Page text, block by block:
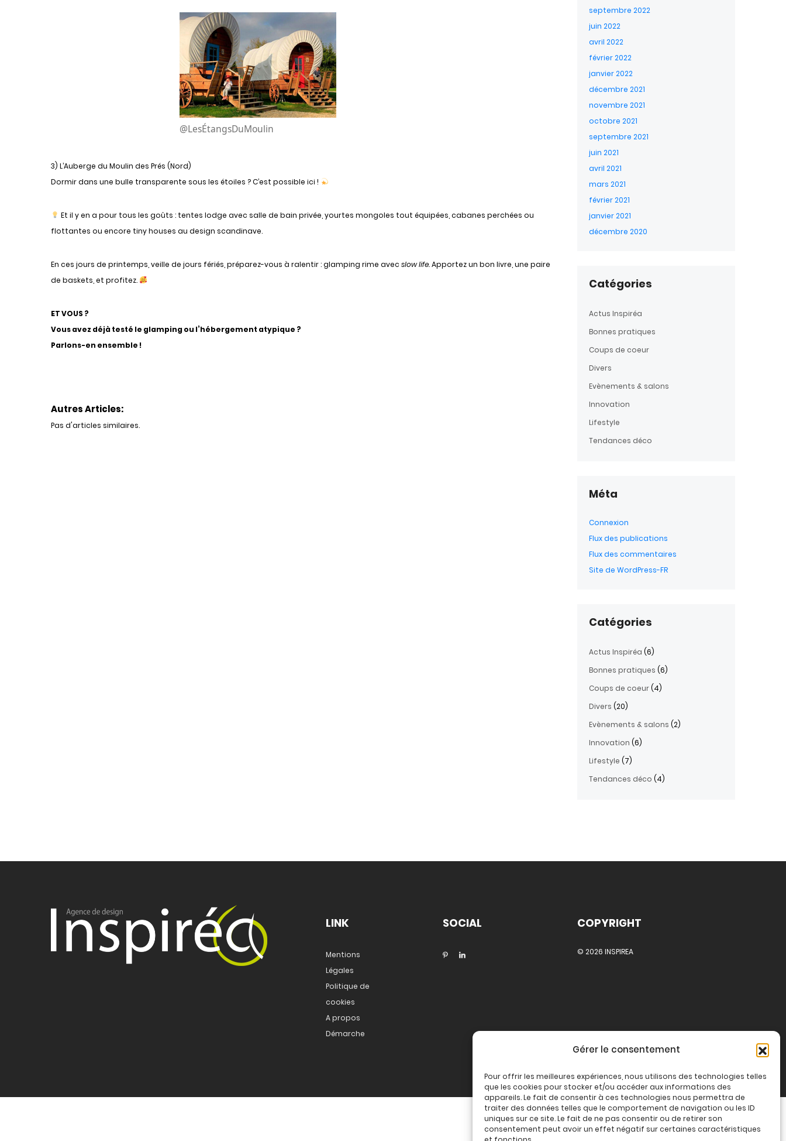
Gérer le consentement
Pour offrir les meilleures expériences, nous utilisons des technologies telles
que les cookies pour stocker et/ou accéder aux informations des
appareils. Le fait de consentir à ces technologies nous permettra de
traiter des données telles que le comportement de navigation ou les ID
uniques sur ce site. Le fait de ne pas consentir ou de retirer son
consentement peut avoir un effet négatif sur certaines caractéristiques
@LesÉtangsDuMoulin
3) L’Auberge du Moulin des Prés (Nord)
Dormir dans une bulle transparente sous les étoiles ? C’est possible ici !
Et il y en a pour tous les goûts : tentes lodge avec salle de bain privée, yourtes mongoles tout équipées, cabanes perchées ou
flottantes ou encore tiny houses au design scandinave.
En ces jours de printemps, veille de jours fériés, préparez-vous à ralentir : glamping rime avec slow life.Apportez un bon livre, une paire
de baskets, et profitez.
ET VOUS ?
Vous avez déjà testé le glamping ou l’hébergement atypique ?
Parlons-en ensemble !
Autres Articles:
Pas d'articles similaires.
septembre 2022
juin 2022
avril 2022
février 2022
janvier 2022
décembre 2021
novembre 2021
octobre 2021
septembre 2021
juin 2021
avril 2021
mars 2021
février 2021
janvier 2021
décembre 2020
Catégories
Actus Inspiréa
Bonnes pratiques
Coups de coeur
Divers
Evènements & salons
Innovation
Lifestyle
Tendances déco
Méta
Connexion
Flux des publications
Flux des commentaires
Site de WordPress-FR
Catégories
Actus Inspiréa (6)
Bonnes pratiques (6)
Coups de coeur(4)
Divers (20)
Evènements & salons (2)
Innovation (6)
Lifestyle (7)
Tendances déco (4)
LINK
Mentions
Légales
Politique de
cookies
A propos
Démarche
SOCIAL COPYRIGHT
© 2026 INSPIREA